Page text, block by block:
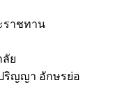
ราชทาน
ลัย
ริญญา อักษรย่อ